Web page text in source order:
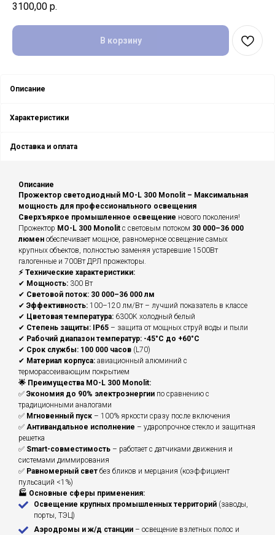
3100,00 р.
В корзину
Описание
Характеристики
Доставка и оплата
Описание
Прожектор светодиодный MO-L 300 Monolit – Максимальная
мощность для профессионального освещения
Сверхъяркое промышленное освещение нового поколения!
Прожектор MO-L 300 Monolit с световым потоком 30 000–36 000
люмен обеспечивает мощное, равномерное освещение самых
крупных объектов, полностью заменяя устаревшие 1500Вт
галогенные и 700Вт ДРЛ прожекторы.
⚡ Технические характеристики:
✔ Мощность: 300 Вт
✔ Световой поток: 30 000–36 000 лм
✔ Эффективность: 100–120 лм/Вт – лучший показатель в классе
✔ Цветовая температура: 6300K холодный белый
✔ Степень защиты: IP65 – защита от мощных струй воды и пыли
✔ Рабочий диапазон температур: -45°C до +60°C
✔ Срок службы: 100 000 часов (L70)
✔ Материал корпуса: авиационный алюминий с
терморассеивающим покрытием
🌟 Преимущества MO-L 300 Monolit:
✅ Экономия до 90% электроэнергии по сравнению с
традиционными аналогами
✅ Мгновенный пуск – 100% яркости сразу после включения
✅ Антивандальное исполнение – ударопрочное стекло и защитная
решетка
✅ Smart-совместимость – работает с датчиками движения и
системами диммирования
✅ Равномерный свет без бликов и мерцания (коэффициент
пульсаций <1%)
🏭 Основные сферы применения:
Освещение крупных промышленных территорий (заводы,
порты, ТЭЦ)
Аэродромы и ж/д станции – освещение взлетных полос и